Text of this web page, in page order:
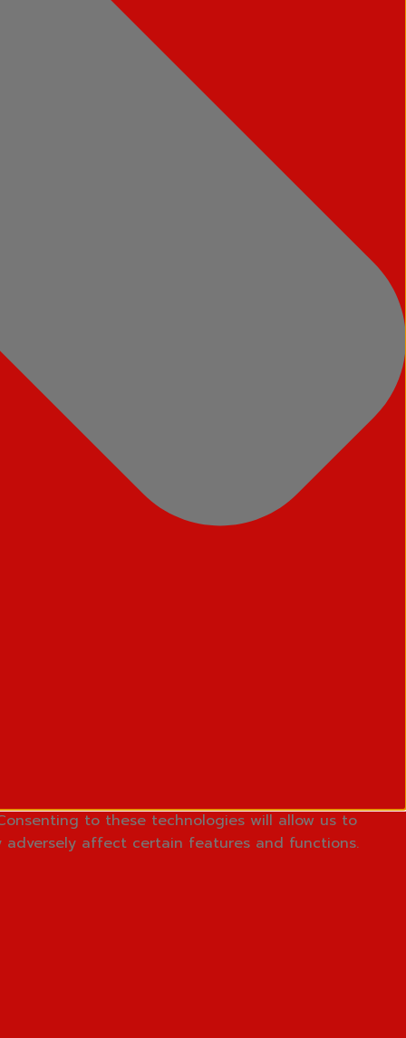
to these technologies will allow us to
adversely affect certain features and functions.